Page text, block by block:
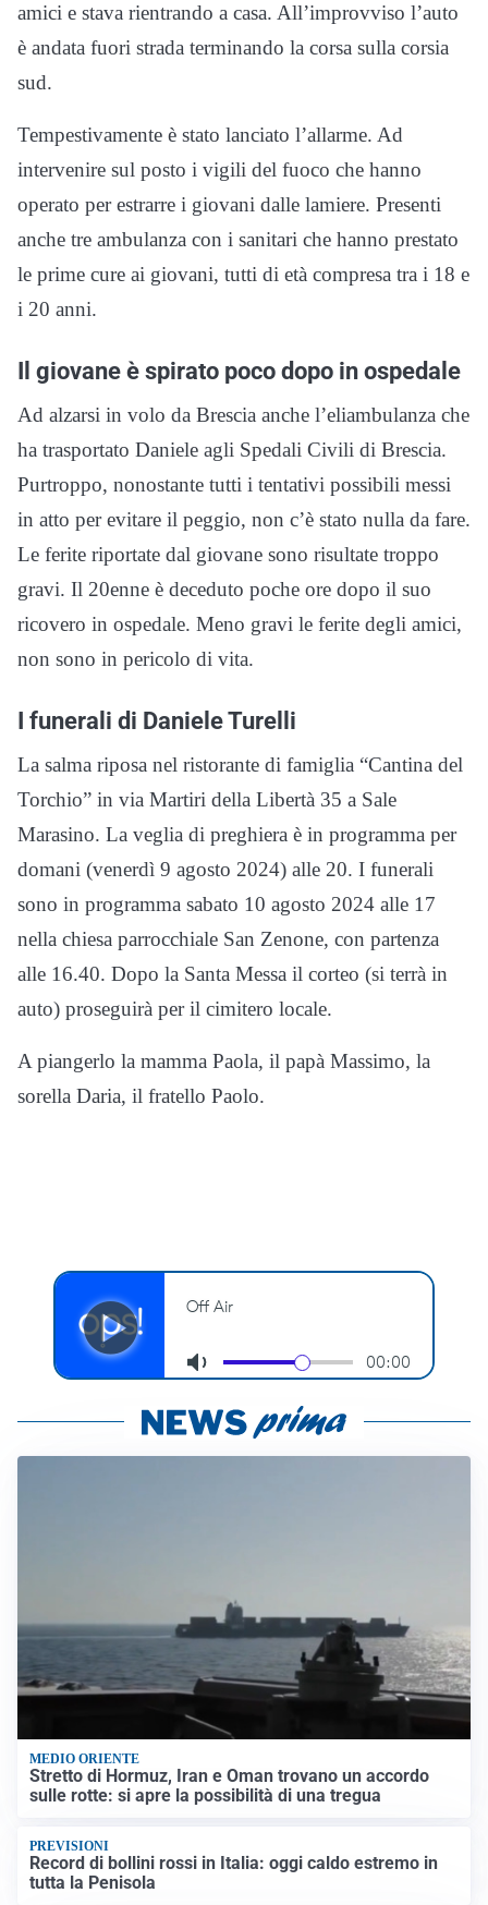
amici e stava rientrando a casa. All’improvviso l’auto
è andata fuori strada terminando la corsa sulla corsia
sud.
Tempestivamente è stato lanciato l’allarme. Ad
intervenire sul posto i vigili del fuoco che hanno
operato per estrarre i giovani dalle lamiere. Presenti
anche tre ambulanza con i sanitari che hanno prestato
le prime cure ai giovani, tutti di età compresa tra i 18 e
i 20 anni.
Il giovane è spirato poco dopo in ospedale
Ad alzarsi in volo da Brescia anche l’eliambulanza che
ha trasportato Daniele agli Spedali Civili di Brescia.
Purtroppo, nonostante tutti i tentativi possibili messi
in atto per evitare il peggio, non c’è stato nulla da fare.
Le ferite riportate dal giovane sono risultate troppo
gravi. Il 20enne è deceduto poche ore dopo il suo
ricovero in ospedale. Meno gravi le ferite degli amici,
non sono in pericolo di vita.
I funerali di Daniele Turelli
La salma riposa nel ristorante di famiglia “Cantina del
Torchio” in via Martiri della Libertà 35 a Sale
Marasino. La veglia di preghiera è in programma per
domani (venerdì 9 agosto 2024) alle 20. I funerali
sono in programma sabato 10 agosto 2024 alle 17
nella chiesa parrocchiale San Zenone, con partenza
alle 16.40. Dopo la Santa Messa il corteo (si terrà in
auto) proseguirà per il cimitero locale.
A piangerlo la mamma Paola, il papà Massimo, la
sorella Daria, il fratello Paolo.
MEDIO ORIENTE
Stretto di Hormuz, Iran e Oman trovano un accordo
sulle rotte: si apre la possibilità di una tregua
PREVISIONI
Record di bollini rossi in Italia: oggi caldo estremo in
tutta la Penisola